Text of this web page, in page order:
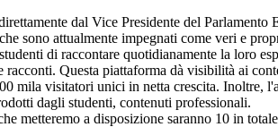
dal Vice Presidente del
sono attualmente impegnati come veri e
di raccontare quotidianamente la loro
racconti. Questa piattaforma dà visibilità ai
mila visitatori unici in netta crescita. Inoltre,
dagli studenti, contenuti professionali.
metteremo a disposizione saranno 10 in